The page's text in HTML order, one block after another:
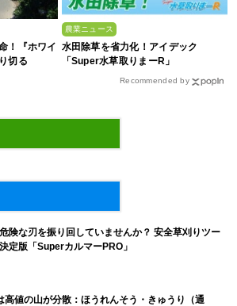
！『ホワイ
切る
農業ニュース
水田除草を省力化！アイデック
「Super水草取りまーR」
Recommended by
険な刃を振り回していませんか？ 安全草刈りツー
定版「SuperカルマーPRO」
高値の山が分散：ほうれんそう・きゅうり（通